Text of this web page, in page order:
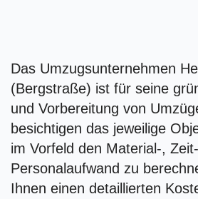
Das Umzugsunternehmen
(Bergstraße) ist für seine
und Vorbereitung von
besichtigen das jeweilige
im Vorfeld den Material-,
Personalaufwand zu
Ihnen einen detaillierten